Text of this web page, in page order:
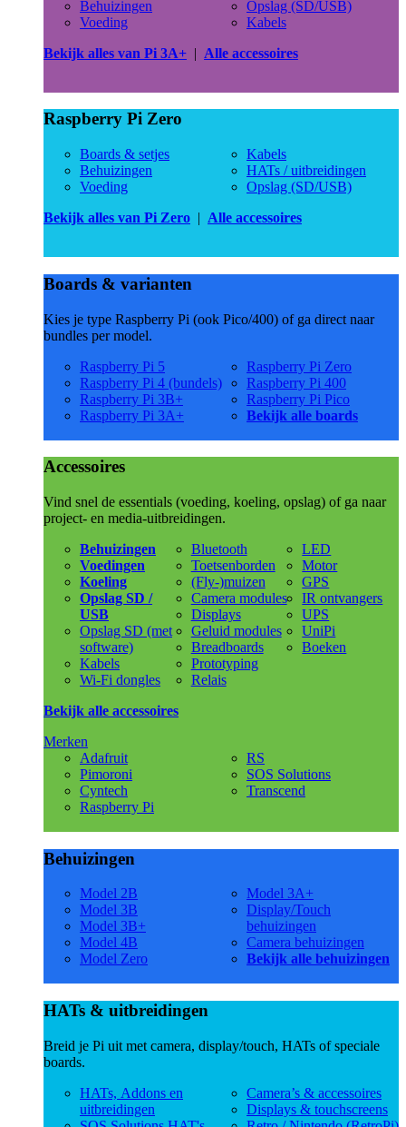
Behuizingen
Voeding
Opslag (SD/USB)
Kabels
Bekijk alles van Pi 3A+ | Alle accessoires
Raspberry Pi Zero
Boards & setjes
Behuizingen
Voeding
Kabels
HATs / uitbreidingen
Opslag (SD/USB)
Bekijk alles van Pi Zero | Alle accessoires
Boards & varianten
Kies je type Raspberry Pi (ook Pico/400) of ga direct naar
bundles per model.
Raspberry Pi 5
Raspberry Pi 4 (bundels)
Raspberry Pi 3B+
Raspberry Pi 3A+
Raspberry Pi Zero
Raspberry Pi 400
Raspberry Pi Pico
Bekijk alle boards
Accessoires
Vind snel de essentials (voeding, koeling, opslag) of ga naar
project- en media-uitbreidingen.
Behuizingen
Voedingen
Koeling
Opslag SD /
USB
Opslag SD (met
software)
Kabels
Wi-Fi dongles
Bluetooth
Toetsenborden
(Fly-)muizen
Camera modules
Displays
Geluid modules
Breadboards
Prototyping
Relais
LED
Motor
GPS
IR ontvangers
UPS
UniPi
Boeken
Bekijk alle accessoires
Merken
Adafruit
Pimoroni
Cyntech
Raspberry Pi
RS
SOS Solutions
Transcend
Behuizingen
Model 2B
Model 3B
Model 3B+
Model 4B
Model Zero
Model 3A+
Display/Touch
behuizingen
Camera behuizingen
Bekijk alle behuizingen
HATs & uitbreidingen
Breid je Pi uit met camera, display/touch, HATs of speciale
boards.
HATs, Addons en
uitbreidingen
Camera’s & accessoires
Displays & touchscreens